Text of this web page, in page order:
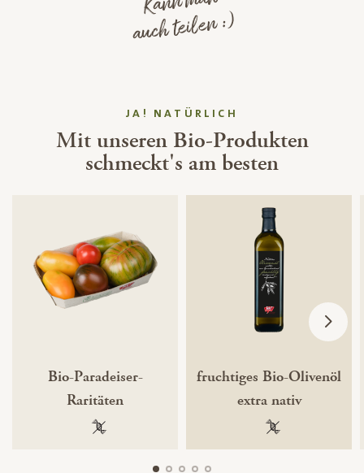
auch teilen :)
JA! NATÜRLICH
Mit unseren Bio-Produkten
schmeckt's am besten
Bio-Paradeiser-
Raritäten
100 % gentechnikfrei
fruchtiges Bio-Olivenöl
extra nativ
100 %